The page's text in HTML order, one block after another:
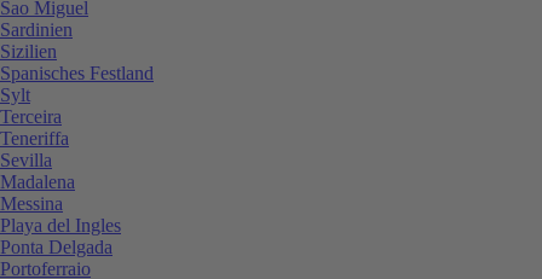
Sao Miguel
Sardinien
Sizilien
Spanisches Festland
Sylt
Terceira
Teneriffa
Sevilla
Madalena
Messina
Playa del Ingles
Ponta Delgada
Portoferraio